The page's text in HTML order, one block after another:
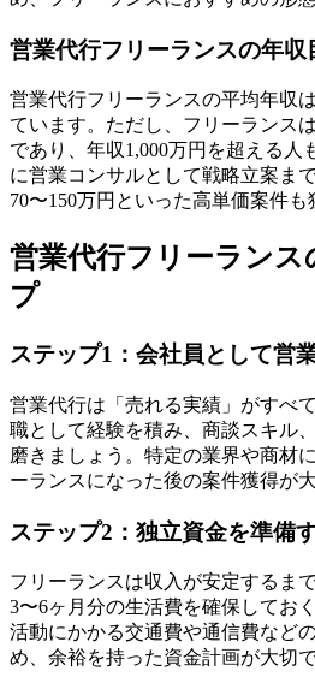
営業代行フリーランスの年収
営業代行フリーランスの平均年収
ています。ただし、フリーランス
であり、年収1,000万円を超える人
に営業コンサルとして戦略立案ま
70〜150万円といった高単価案件も
営業代行フリーランス
プ
ステップ1：会社員として営
営業代行は「売れる実績」がすべ
職として経験を積み、商談スキル
磨きましょう。特定の業界や商材
ーランスになった後の案件獲得が
ステップ2：独立資金を準備
フリーランスは収入が安定するま
3〜6ヶ月分の生活費を確保してお
活動にかかる交通費や通信費など
め、余裕を持った資金計画が大切で